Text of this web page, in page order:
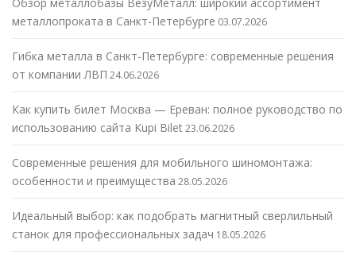
металлопроката в Санкт-Петербурге 03.07.2026
Гибка металла в Санкт-Петербурге: современные решения
от компании ЛВП 24.06.2026
Как купить билет Москва — Ереван: полное руководство по
использованию сайта Kupi Bilet23.06.2026
Современные решения для мобильного шиномонтажа:
особенности и преимущества 28.05.2026
Идеальный выбор: как подобрать магнитный сверлильный
станок для профессиональных задач 18.05.2026